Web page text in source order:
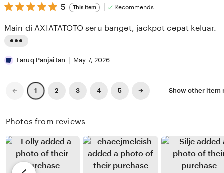
J
f
r
K
a
i
v
e
b
y
r
K
u
t
n
r
e
y
V
5
out
5
stars
5 This item Recommends
i
s
e
Main di AXIATATOTO seru banget, jackpot cepat keluar.
Faruq Panjaitan May 7, 2026
Previous
page
1 2 3 4 5
Next
page
Show other item
Photos from reviews